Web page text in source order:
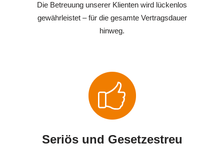
Die Betreuung unserer Klienten wird lückenlos
gewährleistet – für die gesamte Vertragsdauer
hinweg.
Seriös und Gesetzestreu